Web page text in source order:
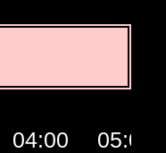
04:00 05:00